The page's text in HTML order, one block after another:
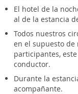
El hotel de la
al de la estancia
Todos nuestros
en el supuesto de
participantes,
conductor.
Durante la
acompañante.